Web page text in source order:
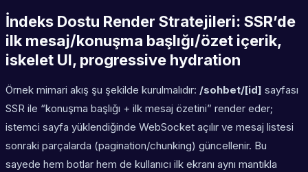
İndeks Dostu Render Stratejileri: SSR’de
ilk mesaj/konuşma başlığı/özet içerik,
iskelet UI, progressive hydration
Örnek mimari akış şu şekilde kurulmalıdır: /sohbet/[id] sayfası
SSR ile “konuşma başlığı + ilk mesaj özetini” render eder;
istemci sayfa yüklendiğinde WebSocket açılır ve mesaj listesi
sonraki parçalarda (pagination/chunking) güncellenir. Bu
sayede hem botlar hem de kullanıcı ilk ekranı aynı mantıkla